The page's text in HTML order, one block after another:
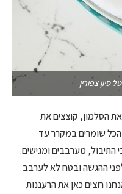
סיון צפורין
את הסלמון, קוצצים את
הכל שומרים במקרר עד
התיבול, מערבבים ומגישים.
ההגשה ובטח לא לערבב
רוצים כאן את הרעננות